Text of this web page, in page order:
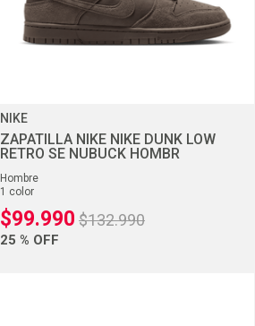
NIKE
ZAPATILLA NIKE NIKE DUNK LOW
RETRO SE NUBUCK HOMBR
hombre
1 color
$99.990 $132.990
25 % OFF